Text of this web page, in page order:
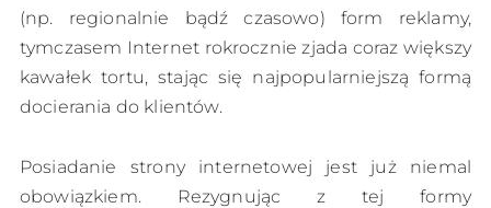
(np. regionalnie bądź czasowo) form reklamy,
tymczasem Internet rokrocznie zjada coraz większy
kawałek tortu, stając się najpopularniejszą formą
docierania do klientów.
Posiadanie strony internetowej jest już niemal
obowiązkiem. Rezygnując z tej formy